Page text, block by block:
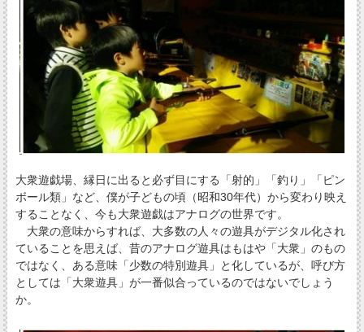
大衆遊戯場、縁日に出ると必ず目にする「射的」「釣り」「ピン
ボール類」など、僕が子どもの頃（昭和30年代）から変わり映え
することなく、今も大衆遊戯はアナログの世界です。
大衆の意味からすれば、大多数の人々の遊具がデジタル化され
ていることを思えば、昔のアナログ遊具はもはや「大衆」のもの
ではなく、ある意味「少数の特別遊具」と化しているが、呼び方
としては「大衆遊具」が一番似合っているのではないでしょう
か。